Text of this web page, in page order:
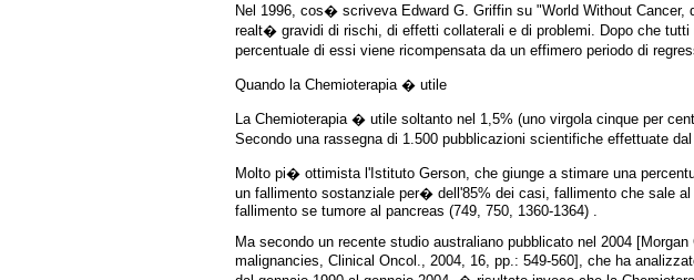
Nel 1996, cos� scriveva Edward G. Griffin su "World Without
realt� gravidi di rischi, di effetti collaterali e di problemi. Dopo che
percentuale di essi viene ricompensata da un effimero periodo di
Quando la Chemioterapia � utile
La Chemioterapia � utile soltanto nel 1,5% (uno virgola cinque per
Secondo una rassegna di 1.500 pubblicazioni scientifiche effettuate
Molto pi� ottimista l'Istituto Gerson, che giunge a stimare una
un fallimento sostanziale per� dell'85% dei casi, fallimento che sale
fallimento se tumore al pancreas (749, 750, 1360-1364) .
Ma secondo un recente studio australiano pubblicato nel 2004
malignancies, Clinical Oncol., 2004, 16, pp.: 549-560], che ha